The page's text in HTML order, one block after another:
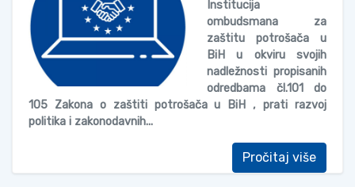
Institucija
ombudsmana za
zaštitu potrošača u
BiH u okviru svojih
nadležnosti propisanih
odredbama čl.101 do
105 Zakona o zaštiti potrošača u BiH , prati razvoj
politika i zakonodavnih...
Pročitaj više